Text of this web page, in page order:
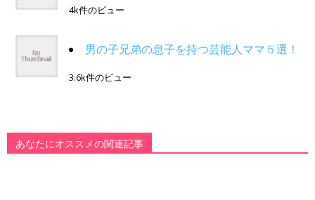
4k件のビュー
男の子兄弟の息子を持つ芸能人ママ５選！
3.6k件のビュー
あなたにオススメの関連記事